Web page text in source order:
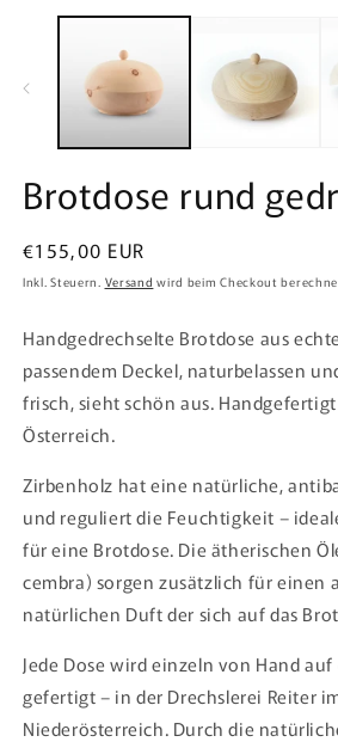
Brotdose rund
Normaler
Preis
€155,00 EUR
Inkl. Steuern. Versand wird beim Checkout
Handgedrechselte Brotdose aus
passendem Deckel, naturbelassen
frisch, sieht schön aus.
Österreich.
Zirbenholz hat eine natürliche,
und reguliert die Feuchtigkeit –
für eine Brotdose. Die ätherischen
cembra) sorgen zusätzlich für einen
natürlichen Duft der sich auf das
Jede Dose wird einzeln von Hand
gefertigt – in der Drechslerei Reiter
Niederösterreich. Durch die